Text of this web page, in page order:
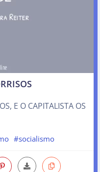
E O CAPITALISTA OS
#socialismo